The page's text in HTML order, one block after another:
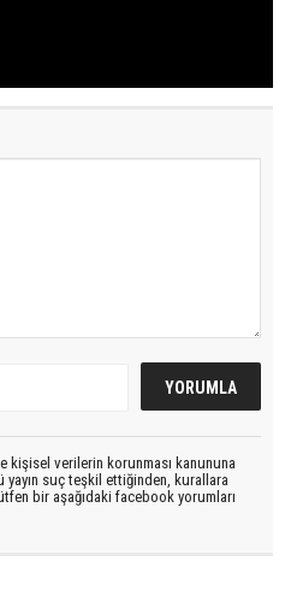
kişisel verilerin korunması kanununa
suç teşkil ettiğinden, kurallara
bir aşağıdaki facebook yorumları